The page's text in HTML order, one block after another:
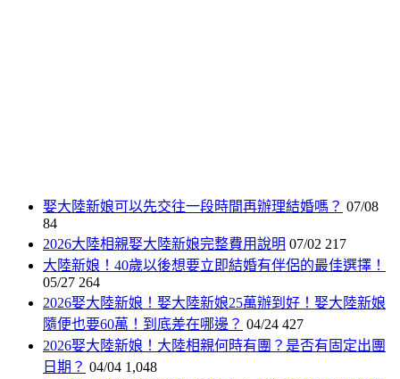
娶大陸新娘可以先交往一段時間再辦理結婚嗎？ 07/08
84
2026大陸相親娶大陸新娘完整費用說明 07/02 217
大陸新娘！40歲以後想要立即結婚有伴侶的最佳選擇！
05/27 264
2026娶大陸新娘！娶大陸新娘25萬辦到好！娶大陸新娘
隨便也要60萬！到底差在哪邊？ 04/24 427
2026娶大陸新娘！大陸相親何時有團？是否有固定出團
日期？ 04/04 1,048